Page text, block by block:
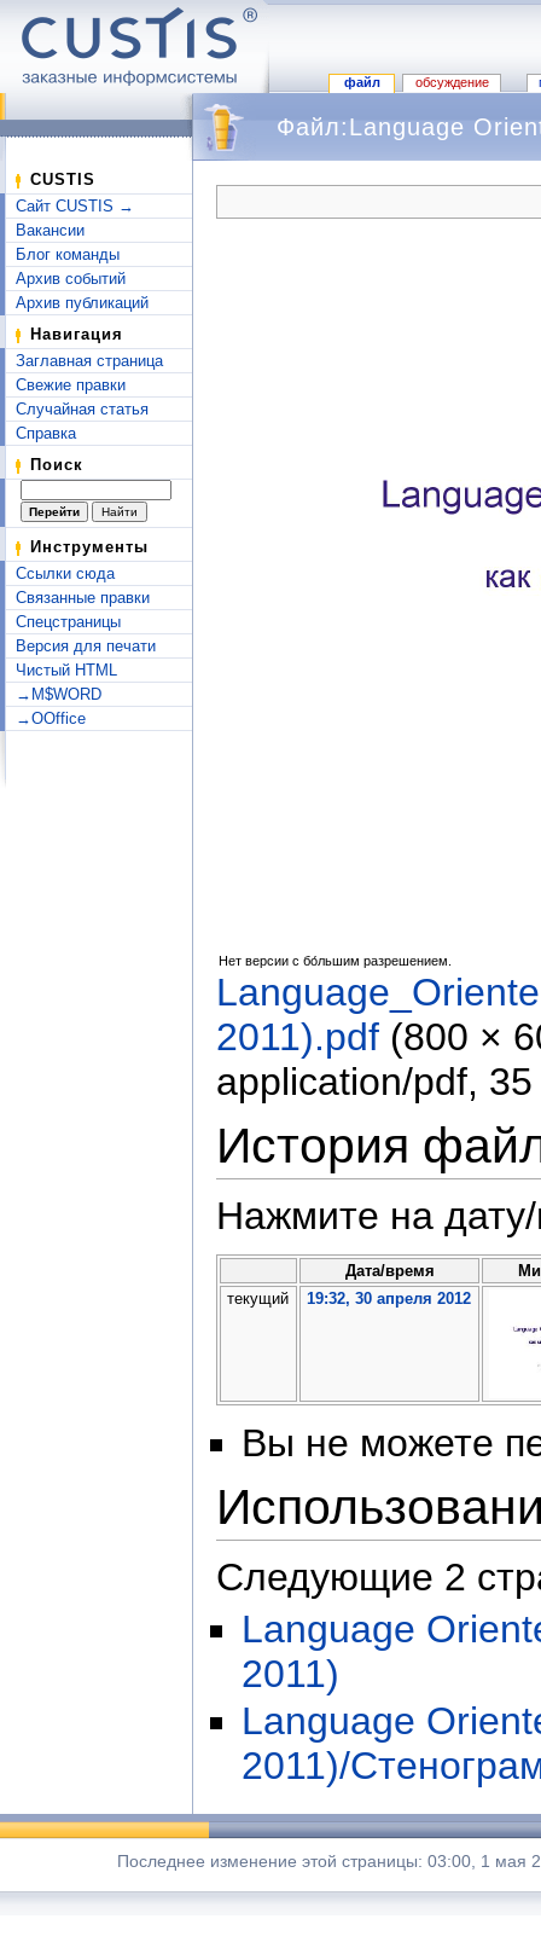
файл обсуждение
CUSTIS
Сайт CUSTIS →
Вакансии
Блог команды
Архив событий
Архив публикаций
Навигация
Заглавная страница
Свежие правки
Случайная статья
Справка
Поиск
Инструменты
Ссылки сюда
Связанные правки
Спецстраницы
Версия для печати
Чистый HTML
→M$WORD
→OOffice
Файл:Language
Нет версии с бо́льшим разрешением.
2011).pdf (800 ×
application/pdf,
История
Нажмите на
Дата/время
текущий
19:32, 30 апреля 2012
Вы не можете
Следующие 2
Language
2011)
Language
2011)/
Последнее изменение этой страницы: 03:00, 1 мая